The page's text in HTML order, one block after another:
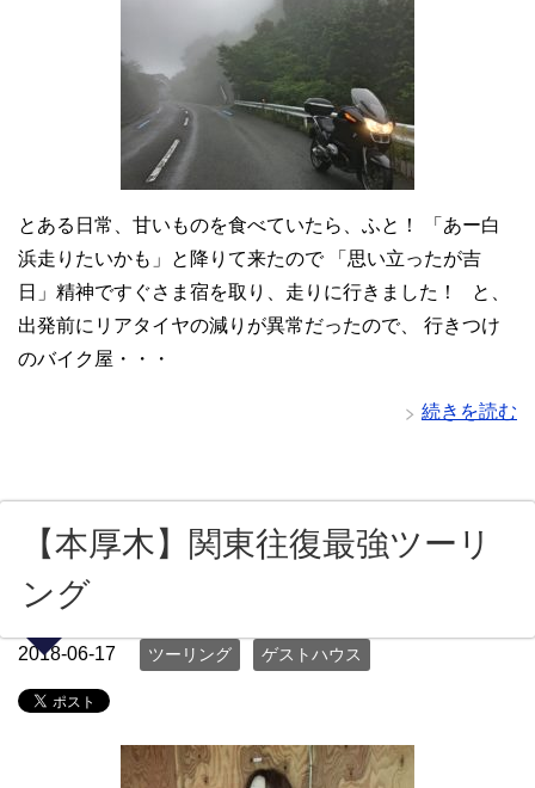
とある日常、甘いものを食べていたら、ふと！ 「あー白
浜走りたいかも」と降りて来たので 「思い立ったが吉
日」精神ですぐさま宿を取り、走りに行きました！ と、
出発前にリアタイヤの減りが異常だったので、 行きつけ
のバイク屋・・・
続きを読む
【本厚木】関東往復最強ツーリ
ング
2018-06-17 ツーリング ゲストハウス